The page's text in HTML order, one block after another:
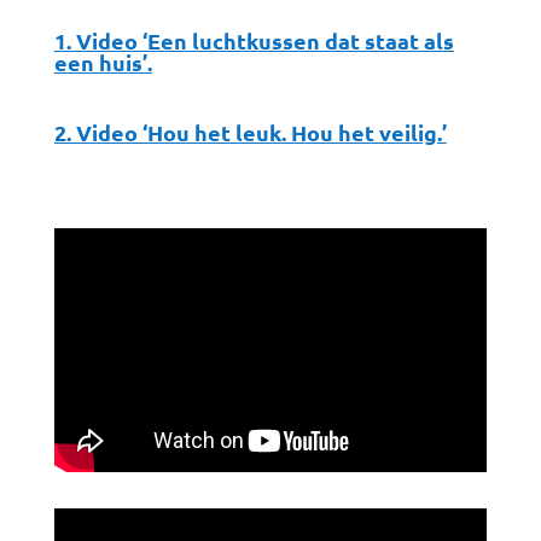
1. Video ‘Een luchtkussen dat staat als
een huis’.
2. Video ‘Hou het leuk. Hou het veilig.’